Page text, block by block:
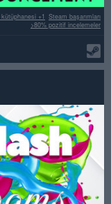
Steam başarımları
+1
>80% pozitif incelemeler